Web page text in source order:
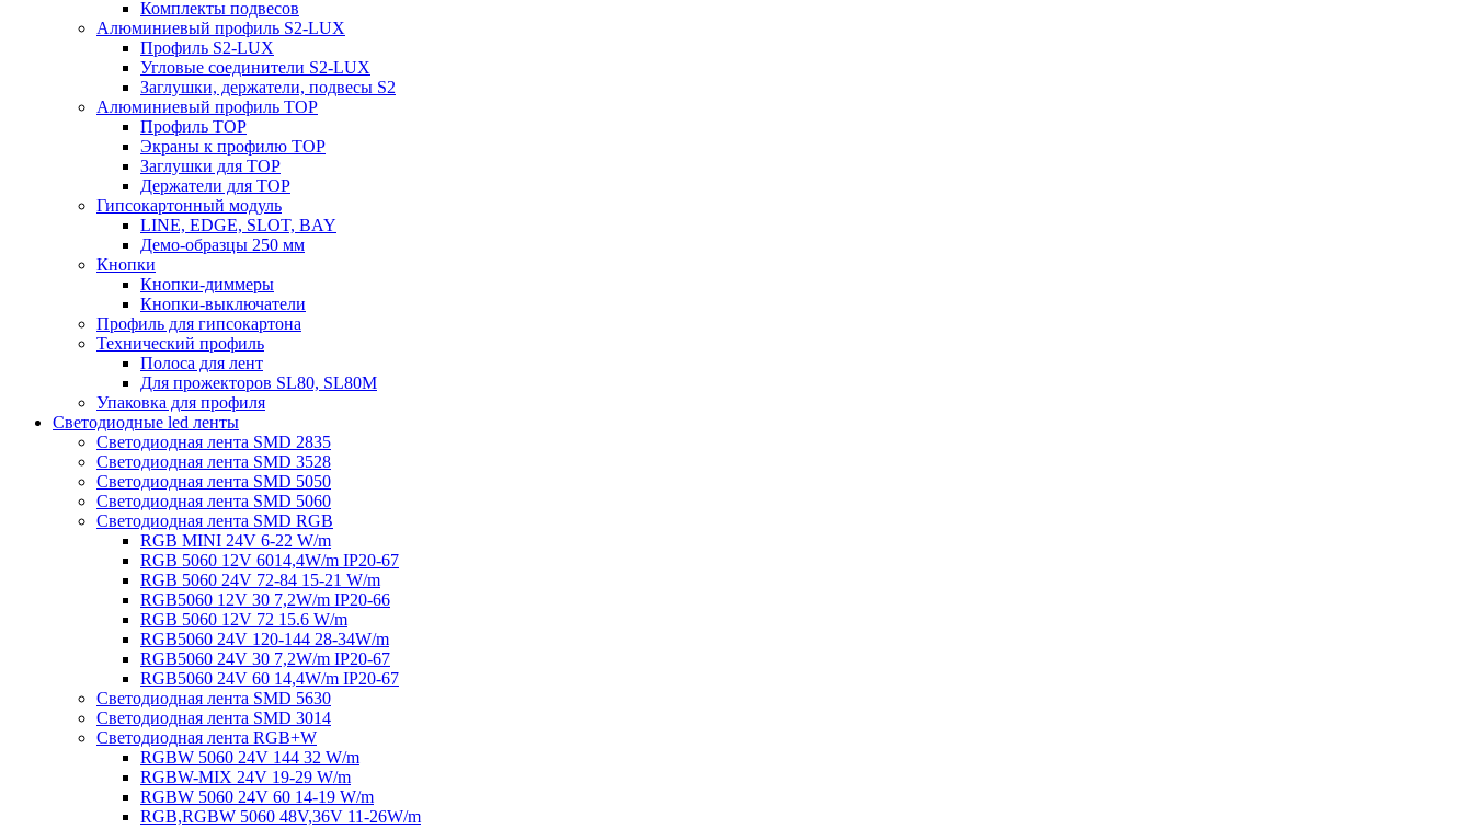
Комплекты подвесов
Алюминиевый профиль S2-LUX
Профиль S2-LUX
Угловые соединители S2-LUX
Заглушки, держатели, подвесы S2
Алюминиевый профиль TOP
Профиль TOP
Экраны к профилю TOP
Заглушки для TOP
Держатели для TOP
Гипсокартонный модуль
LINE, EDGE, SLOT, BAY
Демо-образцы 250 мм
Кнопки
Кнопки-диммеры
Кнопки-выключатели
Профиль для гипсокартона
Технический профиль
Полоса для лент
Для прожекторов SL80, SL80M
Упаковка для профиля
Светодиодные led ленты
Светодиодная лента SMD 2835
Светодиодная лента SMD 3528
Светодиодная лента SMD 5050
Светодиодная лента SMD 5060
Светодиодная лента SMD RGB
RGB MINI 24V 6-22 W/m
RGB 5060 12V 6014,4W/m IP20-67
RGB 5060 24V 72-84 15-21 W/m
RGB5060 12V 30 7,2W/m IP20-66
RGB 5060 12V 72 15.6 W/m
RGB5060 24V 120-144 28-34W/m
RGB5060 24V 30 7,2W/m IP20-67
RGB5060 24V 60 14,4W/m IP20-67
Светодиодная лента SMD 5630
Светодиодная лента SMD 3014
Светодиодная лента RGB+W
RGBW 5060 24V 144 32 W/m
RGBW-MIX 24V 19-29 W/m
RGBW 5060 24V 60 14-19 W/m
RGB,RGBW 5060 48V,36V 11-26W/m